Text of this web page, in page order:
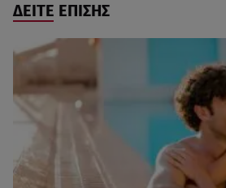
ΔΕΙΤΕ ΕΠΙΣΗΣ